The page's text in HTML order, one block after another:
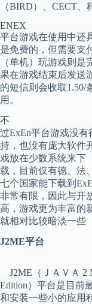
（BIRD）、CECT
ENEX
平台游戏在使用中还
是免费的，但需要支
（单机）玩游戏则是
果在游戏结束后发送
的短信则会收取1.50/
用。
不
过ExEn平台游戏没
持，也没有庞大软件
戏放在少数系统来下
载，目前仅有德、法
七个国家能下载到
非常有限，因此与开
高，游戏更为丰富的
就相对比较暗淡一些
J2ME平台
J2ME（ＪＡＶＡ 2
Edition）平台是目前
和安装一些小的应用